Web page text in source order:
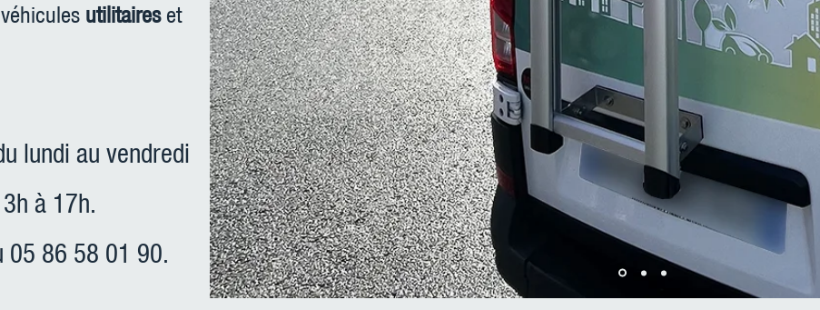
utilitaireset
lundi au vendredi
à 17h.
05 86 58 01 90.